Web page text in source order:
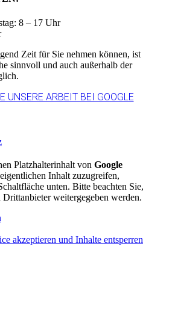
8 – 17 Uhr
Zeit für Sie nehmen können, ist
sinnvoll und auch außerhalb der
UNSERE ARBEIT BEI GOOGLE
Platzhalterinhalt von Google
Inhalt zuzugreifen,
unten. Bitte beachten Sie,
Drittanbieter weitergegeben werden.
akzeptieren und Inhalte entsperren